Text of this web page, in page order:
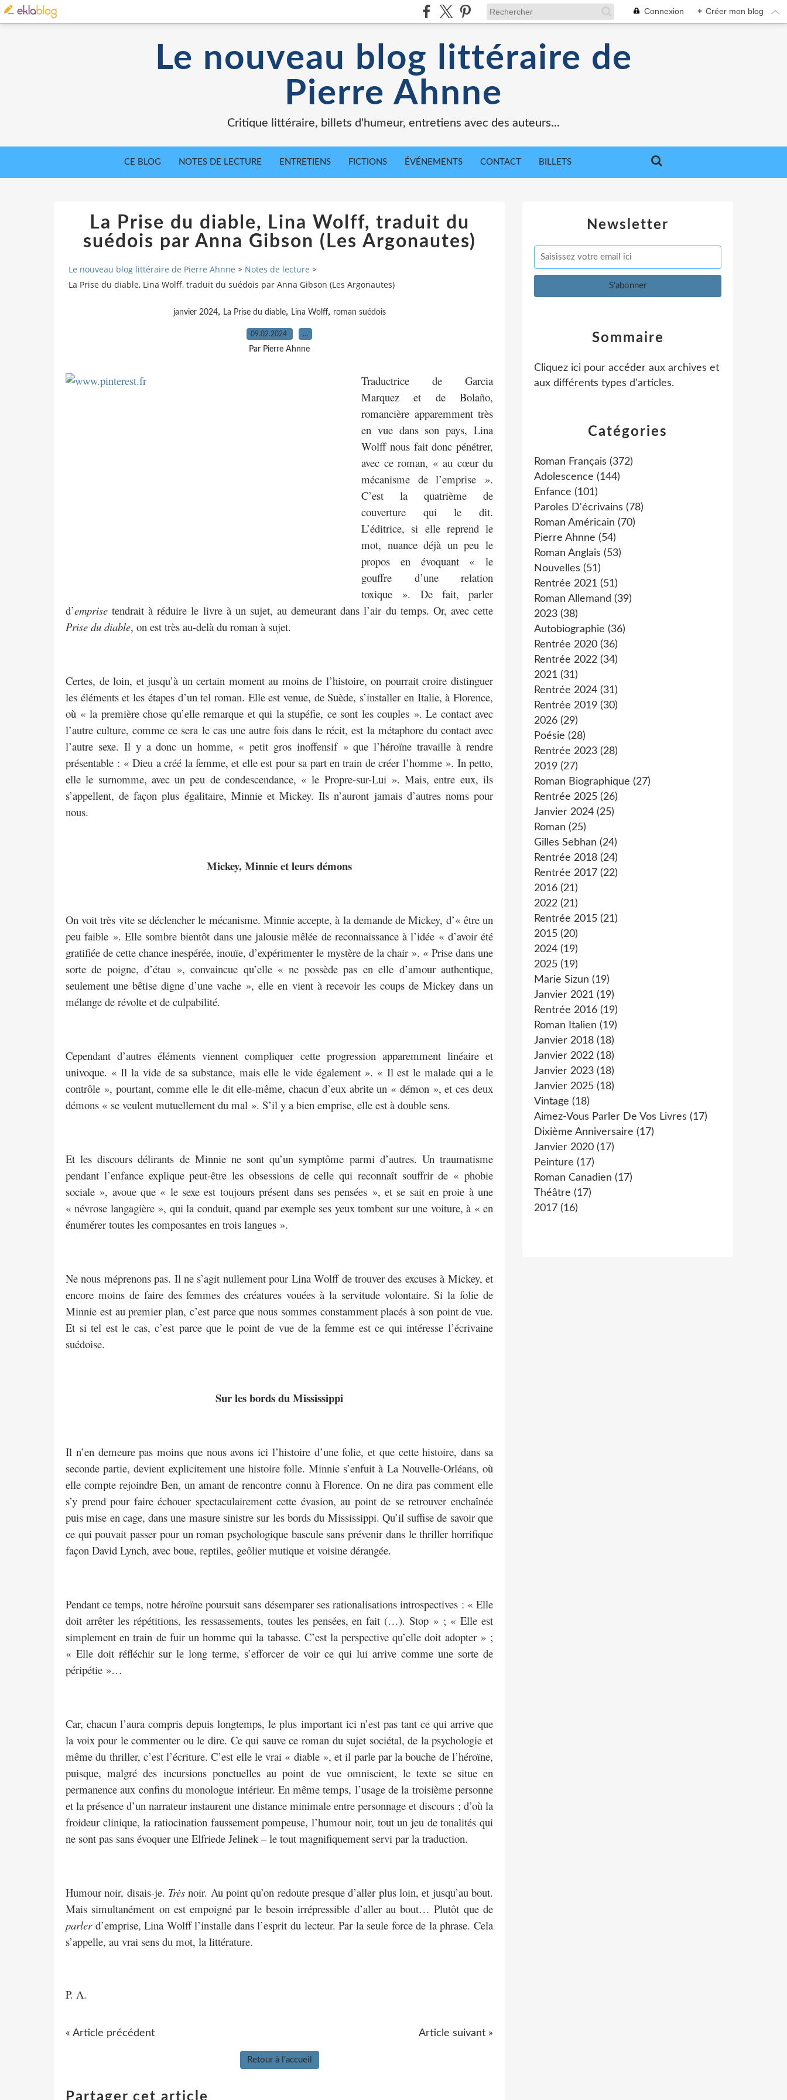
Connexion + Créer mon blog
Le nouveau blog littéraire de
Pierre Ahnne
Critique littéraire, billets d'humeur, entretiens avec des auteurs...
CE BLOG NOTES DE LECTURE ENTRETIENS FICTIONS ÉVÉNEMENTS CONTACT BILLETS
La Prise du diable, Lina Wolff, traduit du
suédois par Anna Gibson (Les Argonautes)
Le nouveau blog littéraire de Pierre Ahnne > Notes de lecture >
La Prise du diable, Lina Wolff, traduit du suédois par Anna Gibson (Les Argonautes)
janvier 2024, La Prise du diable, Lina Wolff, roman suédois
09.02.2024 …
Par Pierre Ahnne
Traductrice de Garcia
Marquez et de Bolaño,
romancière apparemment très
en vue dans son pays, Lina
Wolff nous fait donc pénétrer,
avec ce roman, « au cœur du
mécanisme de l’emprise ».
C’est la quatrième de
couverture qui le dit.
L’éditrice, si elle reprend le
mot, nuance déjà un peu le
propos en évoquant « le
gouffre d’une relation
toxique ». De fait, parler
d’emprise tendrait à réduire le livre à un sujet, au demeurant dans l’air du temps. Or, avec cette
Prise du diable, on est très au-delà du roman à sujet.
Certes, de loin, et jusqu’à un certain moment au moins de l’histoire, on pourrait croire distinguer
les éléments et les étapes d’un tel roman. Elle est venue, de Suède, s’installer en Italie, à Florence,
où « la première chose qu’elle remarque et qui la stupéfie, ce sont les couples ». Le contact avec
l’autre culture, comme ce sera le cas une autre fois dans le récit, est la métaphore du contact avec
l’autre sexe. Il y a donc un homme, « petit gros inoffensif » que l’héroïne travaille à rendre
présentable : « Dieu a créé la femme, et elle est pour sa part en train de créer l’homme ». In petto,
elle le surnomme, avec un peu de condescendance, « le Propre-sur-Lui ». Mais, entre eux, ils
s’appellent, de façon plus égalitaire, Minnie et Mickey. Ils n’auront jamais d’autres noms pour
nous.
Mickey, Minnie et leurs démons
On voit très vite se déclencher le mécanisme. Minnie accepte, à la demande de Mickey, d’« être un
peu faible ». Elle sombre bientôt dans une jalousie mêlée de reconnaissance à l’idée « d’avoir été
gratifiée de cette chance inespérée, inouïe, d’expérimenter le mystère de la chair ». « Prise dans une
sorte de poigne, d’étau », convaincue qu’elle « ne possède pas en elle d’amour authentique,
seulement une bêtise digne d’une vache », elle en vient à recevoir les coups de Mickey dans un
mélange de révolte et de culpabilité.
Cependant d’autres éléments viennent compliquer cette progression apparemment linéaire et
univoque. « Il la vide de sa substance, mais elle le vide également ». « Il est le malade qui a le
contrôle », pourtant, comme elle le dit elle-même, chacun d’eux abrite un « démon », et ces deux
démons « se veulent mutuellement du mal ». S’il y a bien emprise, elle est à double sens.
Et les discours délirants de Minnie ne sont qu’un symptôme parmi d’autres. Un traumatisme
pendant l’enfance explique peut-être les obsessions de celle qui reconnaît souffrir de « phobie
sociale », avoue que « le sexe est toujours présent dans ses pensées », et se sait en proie à une
« névrose langagière », qui la conduit, quand par exemple ses yeux tombent sur une voiture, à « en
énumérer toutes les composantes en trois langues ».
Ne nous méprenons pas. Il ne s’agit nullement pour Lina Wolff de trouver des excuses à Mickey, et
encore moins de faire des femmes des créatures vouées à la servitude volontaire. Si la folie de
Minnie est au premier plan, c’est parce que nous sommes constamment placés à son point de vue.
Et si tel est le cas, c’est parce que le point de vue de la femme est ce qui intéresse l’écrivaine
suédoise.
Sur les bords du Mississippi
Il n’en demeure pas moins que nous avons ici l’histoire d’une folie, et que cette histoire, dans sa
seconde partie, devient explicitement une histoire folle. Minnie s’enfuit à La Nouvelle-Orléans, où
elle compte rejoindre Ben, un amant de rencontre connu à Florence. On ne dira pas comment elle
s’y prend pour faire échouer spectaculairement cette évasion, au point de se retrouver enchaînée
puis mise en cage, dans une masure sinistre sur les bords du Mississippi. Qu’il suffise de savoir que
ce qui pouvait passer pour un roman psychologique bascule sans prévenir dans le thriller horrifique
façon David Lynch, avec boue, reptiles, geôlier mutique et voisine dérangée.
Pendant ce temps, notre héroïne poursuit sans désemparer ses rationalisations introspectives : « Elle
doit arrêter les répétitions, les ressassements, toutes les pensées, en fait (…). Stop » ; « Elle est
simplement en train de fuir un homme qui la tabasse. C’est la perspective qu’elle doit adopter » ;
« Elle doit réfléchir sur le long terme, s’efforcer de voir ce qui lui arrive comme une sorte de
péripétie »…
Car, chacun l’aura compris depuis longtemps, le plus important ici n’est pas tant ce qui arrive que
la voix pour le commenter ou le dire. Ce qui sauve ce roman du sujet sociétal, de la psychologie et
même du thriller, c’est l’écriture. C’est elle le vrai « diable », et il parle par la bouche de l’héroïne,
puisque, malgré des incursions ponctuelles au point de vue omniscient, le texte se situe en
permanence aux confins du monologue intérieur. En même temps, l’usage de la troisième personne
et la présence d’un narrateur instaurent une distance minimale entre personnage et discours ; d’où la
froideur clinique, la ratiocination faussement pompeuse, l’humour noir, tout un jeu de tonalités qui
ne sont pas sans évoquer une Elfriede Jelinek – le tout magnifiquement servi par la traduction.
Humour noir, disais-je. Très noir. Au point qu’on redoute presque d’aller plus loin, et jusqu’au bout.
Mais simultanément on est empoigné par le besoin irrépressible d’aller au bout… Plutôt que de
parlerd’emprise, Lina Wolff l’installe dans l’esprit du lecteur. Par la seule force de la phrase. Cela
s’appelle, au vrai sens du mot, la littérature.
P. A.
« Article précédent Article suivant »
Retour à l'accueil
Partager cet article
Newsletter
Catégories
Roman Français (372)
Adolescence (144)
Enfance (101)
Paroles D'écrivains (78)
Roman Américain (70)
Pierre Ahnne (54)
Roman Anglais (53)
Nouvelles (51)
Rentrée 2021 (51)
Roman Allemand (39)
2023 (38)
Autobiographie (36)
Rentrée 2020 (36)
Rentrée 2022 (34)
2021 (31)
Rentrée 2024 (31)
Rentrée 2019 (30)
2026 (29)
Poésie (28)
Rentrée 2023 (28)
2019 (27)
Roman Biographique (27)
Rentrée 2025 (26)
Janvier 2024 (25)
Roman (25)
Gilles Sebhan (24)
Rentrée 2018 (24)
Rentrée 2017 (22)
2016 (21)
2022 (21)
Rentrée 2015 (21)
2015 (20)
2024 (19)
2025 (19)
Marie Sizun (19)
Janvier 2021 (19)
Rentrée 2016 (19)
Roman Italien (19)
Janvier 2018 (18)
Janvier 2022 (18)
Janvier 2023 (18)
Janvier 2025 (18)
Vintage (18)
Aimez-Vous Parler De Vos Livres (17)
Dixième Anniversaire (17)
Janvier 2020 (17)
Peinture (17)
Roman Canadien (17)
Théâtre (17)
2017 (16)
Sommaire
Cliquez ici pour accéder aux archives et
aux différents types d'articles.